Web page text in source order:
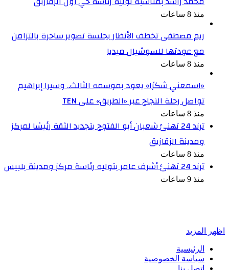
منذ 8 ساعات
ريم مصطفى تخطف الأنظار بجلسة تصوير ساحرة بالتزامن
مع عودتها للسوشيال ميديا
منذ 8 ساعات
«اسمعني شكرًا» يعود بموسمه الثالث.. وسيرا إبراهيم
تواصل رحلة النجاح عبر «الطريق» على TEN
منذ 8 ساعات
ترند 24 تهنئ شعبان أبو الفتوح بتجديد الثقة رئيسًا لمركز
ومدينة الزقازيق
منذ 8 ساعات
ترند 24 تهنئ أشرف عامر بتوليه رئاسة مركز ومدينة بلبيس
منذ 9 ساعات
اظهر المزيد
الرئيسية
سياسة الخصوصية
اتصل بنا